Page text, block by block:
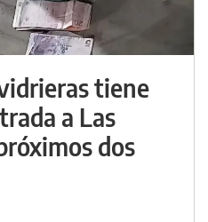
tiene
a Las
dos